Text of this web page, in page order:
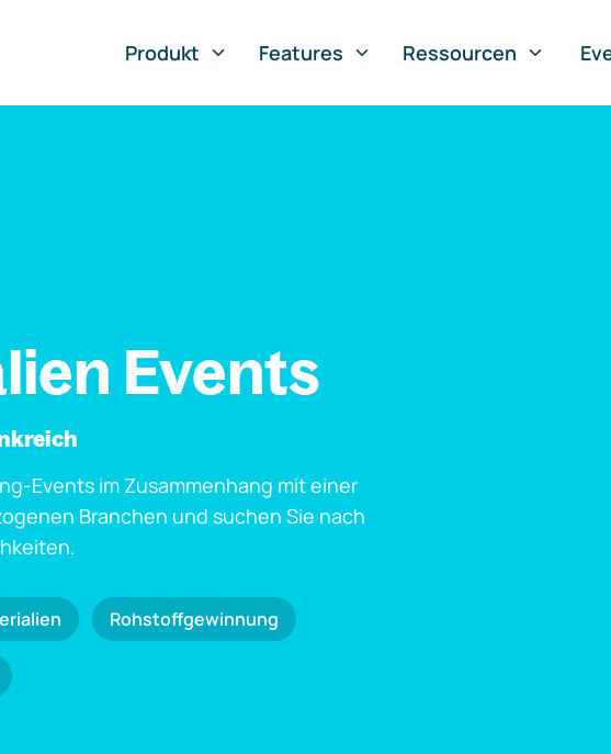
Produkt
Features Ressourcen
Events
Events im Zusammenhang mit einer
Branchen und suchen Sie nach
Rohstoffgewinnung